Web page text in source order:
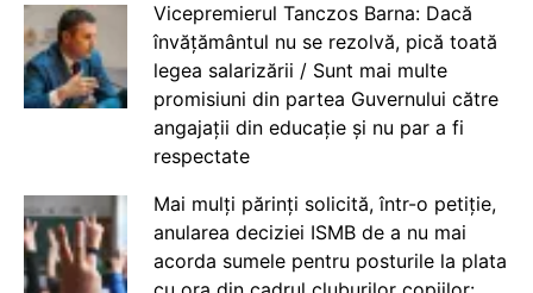
Vicepremierul Tanczos Barna: Dacă
învățământul nu se rezolvă, pică toată
legea salarizării / Sunt mai multe
promisiuni din partea Guvernului către
angajații din educație și nu par a fi
respectate
Mai mulți părinți solicită, într-o petiție,
anularea deciziei ISMB de a nu mai
acorda sumele pentru posturile la plata